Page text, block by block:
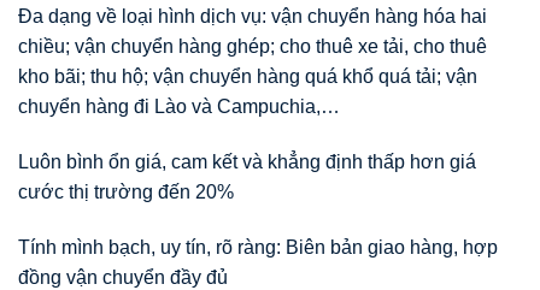
Đa dạng về loại hình dịch vụ: vận chuyển hàng hóa hai
chiều; vận chuyển hàng ghép; cho thuê xe tải, cho thuê
kho bãi; thu hộ; vận chuyển hàng quá khổ quá tải; vận
chuyển hàng đi Lào và Campuchia,…
Luôn bình ổn giá, cam kết và khẳng định thấp hơn giá
cước thị trường đến 20%
Tính mình bạch, uy tín, rõ ràng: Biên bản giao hàng, hợp
đồng vận chuyển đầy đủ